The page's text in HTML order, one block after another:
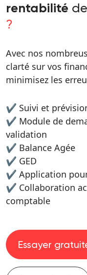
rentabilité
?
Avec nos
clarté sur vos
minimisez les
✔️ Suivi et
✔️ Module de
validation
✔️ Balance Agée
✔️ GED
✔️ Application
✔️ Collaboration
comptable
Essayer